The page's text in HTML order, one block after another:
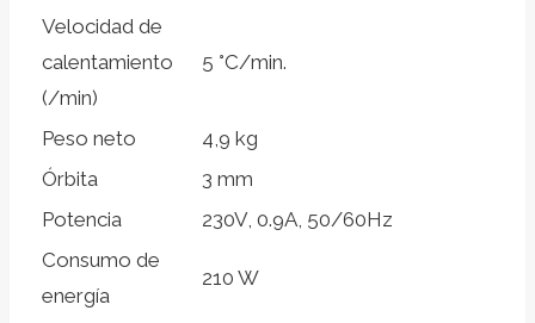
Velocidad de
calentamiento
(/min)
5 °C/min.
Peso neto
4,9 kg
Órbita
3 mm
Potencia
230V, 0.9A, 50/60Hz
Consumo de
energía
210 W